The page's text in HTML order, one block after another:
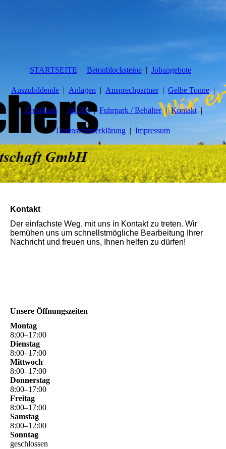
STARTSEITE Betonblocksteine Jobangebote
Auszubildende Anlagen Ansprechpartner Gelbe Tonne
Zertifikate AGB´s Fuhrpark / Behälter Kontakt
Datenschutzerklärung Impressum
Kontakt
Der einfachste Weg, mit uns in Kontakt zu treten. Wir
bemühen uns um schnellstmögliche Bearbeitung Ihrer
Nachricht und freuen uns, Ihnen helfen zu dürfen!
Unsere Öffnungszeiten
Montag
8:00–17:00
Dienstag
8:00–17:00
Mittwoch
8:00–17:00
Donnerstag
8:00–17:00
Freitag
8:00–17:00
Samstag
8:00–12:00
Sonntag
geschlossen